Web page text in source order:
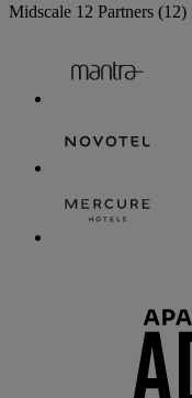
Midscale 12 Partners (12)